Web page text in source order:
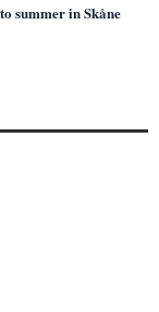
summer in Skåne